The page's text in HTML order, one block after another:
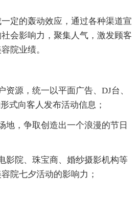
的轰动效应，通过各种渠道宣
会影响力，聚集人气，激发顾客
院业绩。
源，统一以平面广告、DJ台、
式向客人发布活动信息；
，争取创造出一个浪漫的节日
院、珠宝商、婚纱摄影机构等
院七夕活动的影响力；